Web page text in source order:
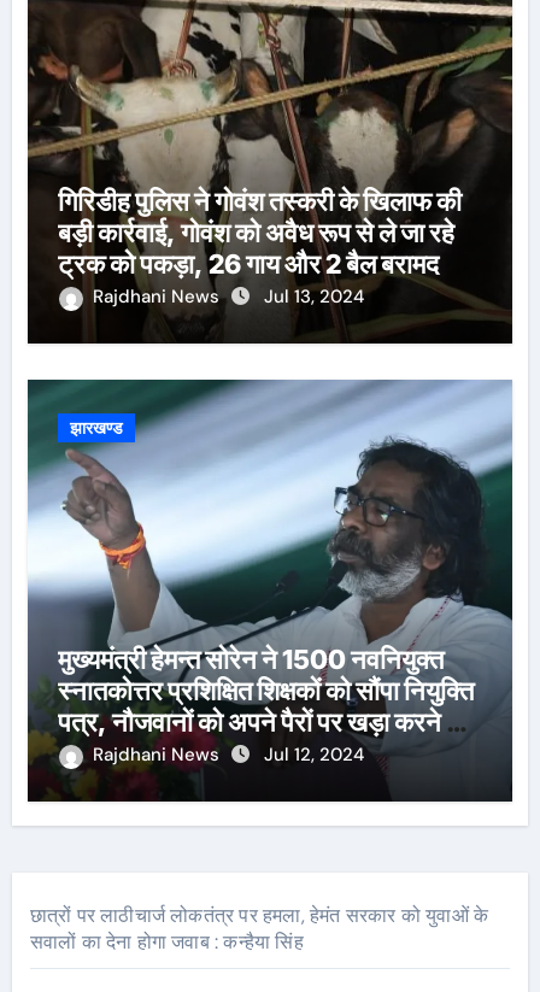
गिरिडीह पुलिस ने गोवंश तस्करी के खिलाफ की
बड़ी कार्रवाई, गोवंश को अवैध रूप से ले जा रहे
ट्रक को पकड़ा, 26 गाय और 2 बैल बरामद
Rajdhani News Jul 13, 2024
झारखण्ड
मुख्यमंत्री हेमन्त सोरेन ने 1500 नवनियुक्त
स्नातकोत्तर प्रशिक्षित शिक्षकों को सौंपा नियुक्ति
पत्र, नौजवानों को अपने पैरों पर खड़ा करने का
दोहराया संकल्प
Rajdhani News Jul 12, 2024
छात्रों पर लाठीचार्ज लोकतंत्र पर हमला, हेमंत सरकार को युवाओं के
सवालों का देना होगा जवाब : कन्हैया सिंह